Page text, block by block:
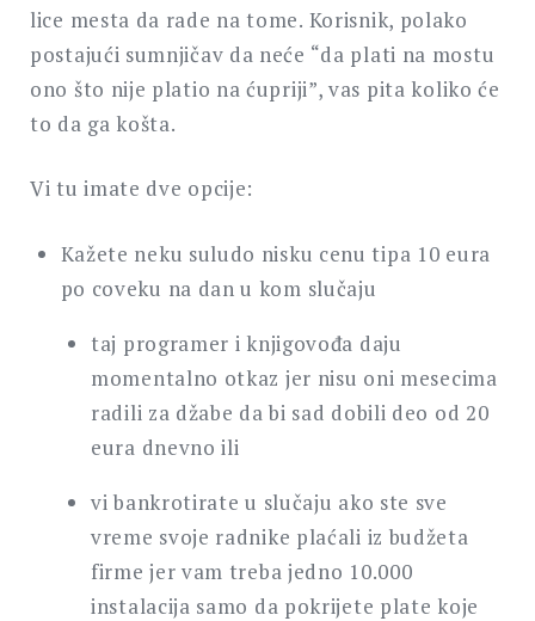
lice mesta da rade na tome. Korisnik, polako
postajući sumnjičav da neće “da plati na mostu
ono što nije platio na ćupriji”, vas pita koliko će
to da ga košta.
Vi tu imate dve opcije:
Kažete neku suludo nisku cenu tipa 10 eura
po coveku na dan u kom slučaju
taj programer i knjigovođa daju
momentalno otkaz jer nisu oni mesecima
radili za džabe da bi sad dobili deo od 20
eura dnevno ili
vi bankrotirate u slučaju ako ste sve
vreme svoje radnike plaćali iz budžeta
firme jer vam treba jedno 10.000
instalacija samo da pokrijete plate koje